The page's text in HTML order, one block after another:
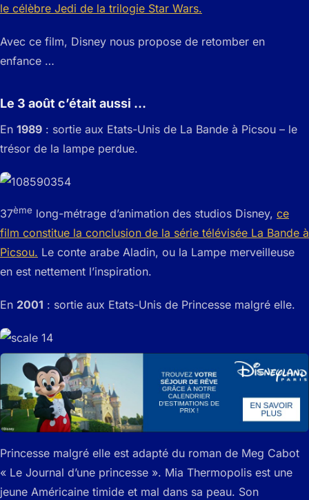
le célèbre Jedi de la trilogie Star Wars.
Avec ce film, Disney nous propose de retomber en
enfance …
Le 3 août c’était aussi …
En 1989 : sortie aux Etats-Unis de La Bande à Picsou – le
trésor de la lampe perdue.
37ème long-métrage d’animation des studios Disney, ce
film constitue la conclusion de la série télévisée La Bande à
Picsou. Le conte arabe Aladin, ou la Lampe merveilleuse
en est nettement l’inspiration.
En 2001 : sortie aux Etats-Unis de Princesse malgré elle.
Princesse malgré elle est adapté du roman de Meg Cabot
« Le Journal d’une princesse ». Mia Thermopolis est une
jeune Américaine timide et mal dans sa peau. Son